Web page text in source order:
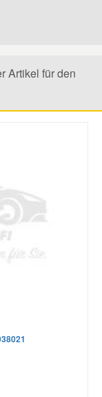
Artikel für den